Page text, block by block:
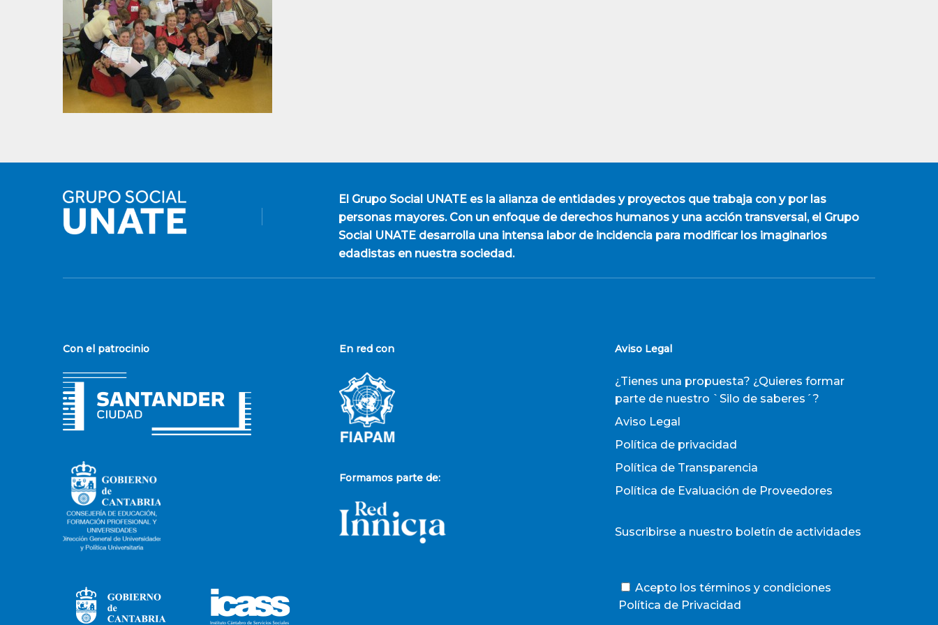
El Grupo Social UNATEes la alianza de entidades y proyectos que trabaja con y por las
personas mayores. Con un enfoque de derechos humanos y una acción transversal, el Grupo
Social UNATE desarrolla una intensa labor de incidencia para modificar los imaginarios
edadistas en nuestra sociedad.
Con el patrocinio En red con
Formamos parte de:
Aviso Legal
¿Tienes una propuesta? ¿Quieres formar
parte de nuestro `Silo de saberes´?
Aviso Legal
Política de privacidad
Política de Transparencia
Política de Evaluación de Proveedores
Suscribirse a nuestro boletín de actividades
Acepto los términos y condiciones
Política de Privacidad